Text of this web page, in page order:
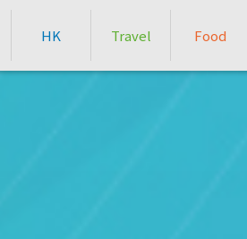
HK Travel Food